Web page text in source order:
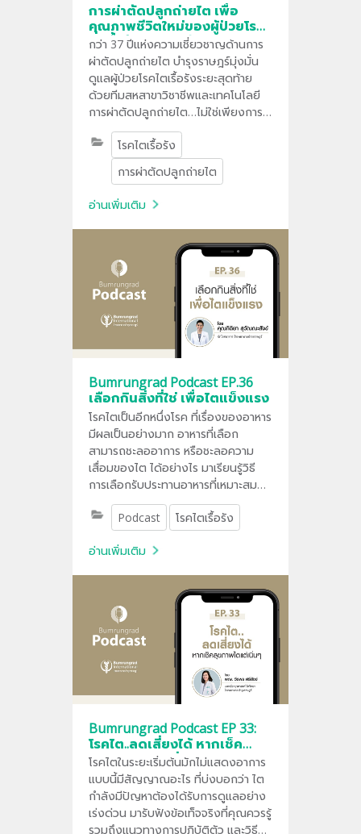
การผ่าตัดปลูกถ่ายไต เพื่อ
คุณภาพชีวิตใหม่ของผู้ป่วยโรค
ไตเรื้อรังระยะสุดท้าย
กว่า 37 ปีแห่งความเชี่ยวชาญด้านการ
ผ่าตัดปลูกถ่ายไต บำรุงราษฎร์มุ่งมั่น
ดูแลผู้ป่วยโรคไตเรื้อรังระยะสุดท้าย
ด้วยทีมสหสาขาวิชาชีพและเทคโนโลยี
การผ่าตัดปลูกถ่ายไต…ไม่ใช่เพียงการ
ผ่าตัด แต่คือการมอบชีวิตและโอกาส
ใหม่ให้กับผู้ป่วยให้กลับมาใช้ชีวิตได้ใกล้
เคียงเดิมอีกครั้ง
โรคไตเรื้อรัง
การผ่าตัดปลูกถ่ายไต
อ่านเพิ่มเติม
Bumrungrad Podcast EP.36
เลือกกินสิ่งที่ใช่ เพื่อไตแข็งแรง
โรคไตเป็นอีกหนึ่งโรค ที่เรื่องของอาหาร
มีผลเป็นอย่างมาก อาหารที่เลือก
สามารถชะลออาการ หรือชะลอความ
เสื่อมของไต ได้อย่างไร มาเรียนรู้วิธี
การเลือกรับประทานอาหารที่เหมาะสม
เพื่อดูแลสุขภาพไตของคุณให้ strong
ไปนานๆ กันค่ะ
Podcast โรคไตเรื้อรัง
อ่านเพิ่มเติม
Bumrungrad Podcast EP 33:
โรคไต..ลดเสี่ยงได้ หากเช็ค
สุขภาพไตแต่เนิ่น ๆ
โรคไตในระยะเริ่มต้นมักไม่แสดงอาการ
แบบนี้มีสัญญาณอะไร ที่บ่งบอกว่า ไต
กำลังมีปัญหาต้องได้รับการดูแลอย่าง
เร่งด่วน มารับฟังข้อเท็จจริงที่คุณควรรู้
รวมถึงแนวทางการปฏิบัติตัว และวิธี